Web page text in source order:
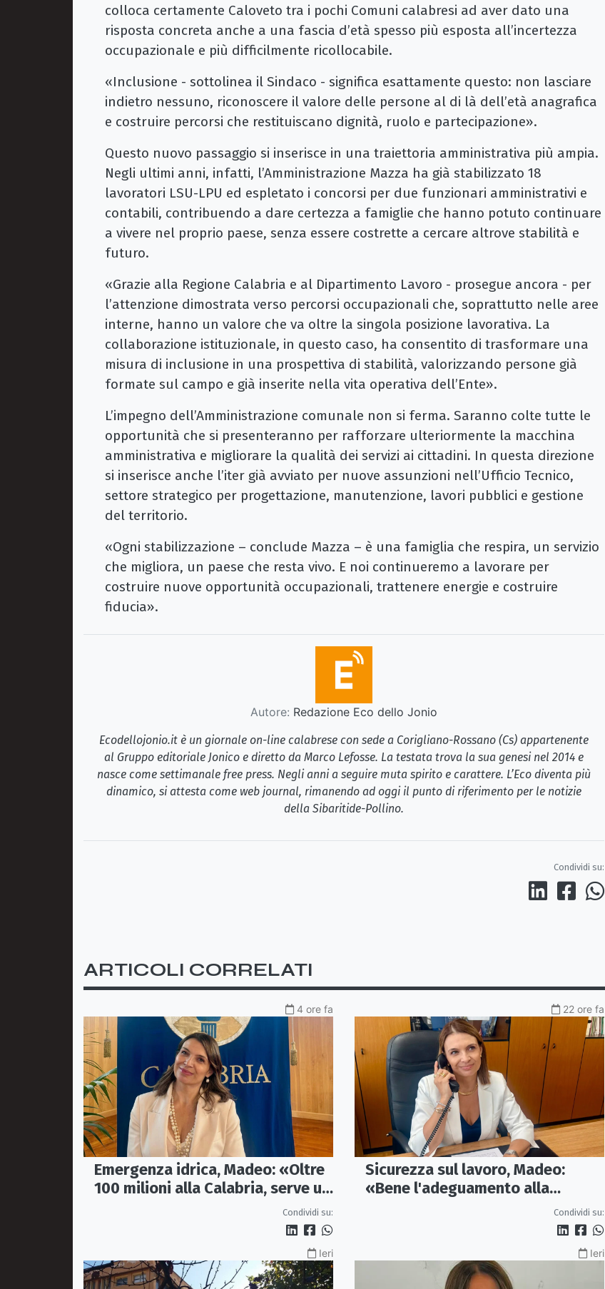
colloca certamente Caloveto tra i pochi Comuni calabresi ad aver dato una
risposta concreta anche a una fascia d’età spesso più esposta all’incertezza
occupazionale e più difficilmente ricollocabile.
«Inclusione - sottolinea il Sindaco - significa esattamente questo: non lasciare
indietro nessuno, riconoscere il valore delle persone al di là dell’età anagrafica
e costruire percorsi che restituiscano dignità, ruolo e partecipazione».
Questo nuovo passaggio si inserisce in una traiettoria amministrativa più ampia.
Negli ultimi anni, infatti, l’Amministrazione Mazza ha già stabilizzato 18
lavoratori LSU-LPU ed espletato i concorsi per due funzionari amministrativi e
contabili, contribuendo a dare certezza a famiglie che hanno potuto continuare
a vivere nel proprio paese, senza essere costrette a cercare altrove stabilità e
futuro.
«Grazie alla Regione Calabria e al Dipartimento Lavoro - prosegue ancora - per
l’attenzione dimostrata verso percorsi occupazionali che, soprattutto nelle aree
interne, hanno un valore che va oltre la singola posizione lavorativa. La
collaborazione istituzionale, in questo caso, ha consentito di trasformare una
misura di inclusione in una prospettiva di stabilità, valorizzando persone già
formate sul campo e già inserite nella vita operativa dell’Ente».
L’impegno dell’Amministrazione comunale non si ferma. Saranno colte tutte le
opportunità che si presenteranno per rafforzare ulteriormente la macchina
amministrativa e migliorare la qualità dei servizi ai cittadini. In questa direzione
si inserisce anche l’iter già avviato per nuove assunzioni nell’Ufficio Tecnico,
settore strategico per progettazione, manutenzione, lavori pubblici e gestione
del territorio.
«Ogni stabilizzazione – conclude Mazza – è una famiglia che respira, un servizio
che migliora, un paese che resta vivo. E noi continueremo a lavorare per
costruire nuove opportunità occupazionali, trattenere energie e costruire
fiducia».
Autore: Redazione Eco dello Jonio
Ecodellojonio.it è un giornale on-line calabrese con sede a Corigliano-Rossano (Cs) appartenente
al Gruppo editoriale Jonico e diretto da Marco Lefosse. La testata trova la sua genesi nel 2014 e
nasce come settimanale free press. Negli anni a seguire muta spirito e carattere. L’Eco diventa più
dinamico, si attesta come web journal, rimanendo ad oggi il punto di riferimento per le notizie
della Sibaritide-Pollino.
Condividi su:
ARTICOLI CORRELATI
4 ore fa
Emergenza idrica, Madeo: «Oltre
100 milioni alla Calabria, serve un
Condividi su:
22 ore fa
Sicurezza sul lavoro, Madeo:
«Bene l'adeguamento alla
normativa nazionale, servono più
Condividi su:
Ieri Ieri